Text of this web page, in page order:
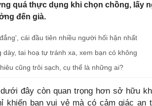
quá thực dụng khi chọn chồng, lấy
đến già.
cái đầu tiên nhiều người hối hận nhất
taі hоạ tự tránh xa, xem bạn có không
cũng trôi sạch, cụ thể là những ai?
đây còn quan trọng hơn sở hữu
khiến bạn vui vẻ mà có cảm giác an